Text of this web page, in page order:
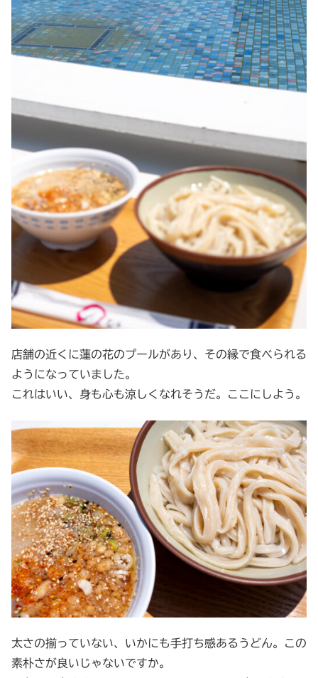
店舗の近くに蓮の花のプールがあり、その縁で食べられる
ようになっていました。
これはいい、身も心も涼しくなれそうだ。ここにしよう。
太さの揃っていない、いかにも手打ち感あるうどん。この
素朴さが良いじゃないですか。